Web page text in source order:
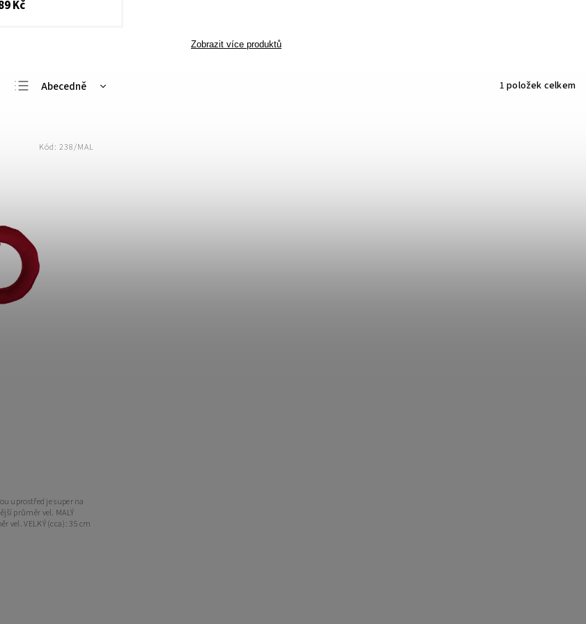
Kč
Zobrazit více produktů
Abecedně
Nejprodávanější
1 položek celkem
uprostřed je super na
průměr vel. MALÝ
vel. VELKÝ (cca): 35 cm
Kód:238/MAL